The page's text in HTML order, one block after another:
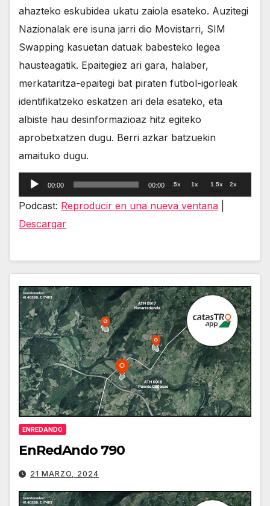
ahazteko eskubidea ukatu zaiola esateko. Auzitegi
Nazionalak ere isuna jarri dio Movistarri, SIM
Swapping kasuetan datuak babesteko legea
hausteagatik. Epaitegiez ari gara, halaber,
merkataritza-epaitegi bat piraten futbol-igorleak
identifikatzeko eskatzen ari dela esateko, eta
albiste hau desinformazioaz hitz egiteko
aprobetxatzen dugu. Berri azkar batzuekin
amaituko dugu.
Reproductor
de
00:00 00:00 .5x 1x 1.5x 2x
Podcast: Reproducir en una nueva ventana
Descargar
ENREDANDO
EnRedAndo 790
21 MARZO, 2024